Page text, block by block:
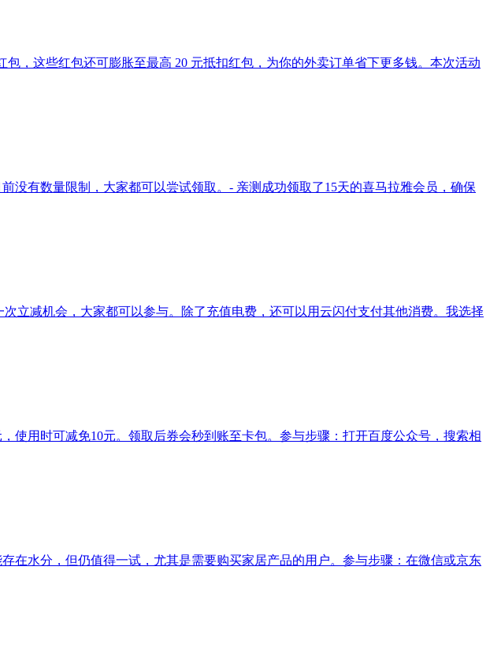
，这些红包还可膨胀至最高 20 元抵扣红包，为你的外卖订单省下更多钱。本次活动
没有数量限制，大家都可以尝试领取。- 亲测成功领取了15天的喜马拉雅会员，确保
立减机会，大家都可以参与。除了充值电费，还可以用云闪付支付其他消费。我选择
使用时可减免10元。领取后券会秒到账至卡包。参与步骤：打开百度公众号，搜索相
在水分，但仍值得一试，尤其是需要购买家居产品的用户。参与步骤：在微信或京东